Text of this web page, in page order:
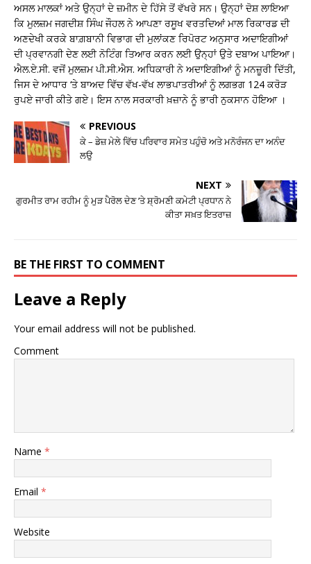
ਅਸਲ ਮਾਲਕਾਂ ਅਤੇ ਉਨ੍ਹਾਂ ਦੇ ਜ਼ਮੀਨ ਦੇ ਹਿੱਸੇ ਤੋਂ ਵੱਖਰੇ ਸਨ। ਉਨ੍ਹਾਂ ਦੋਸ਼ ਲਾਇਆ
ਕਿ ਮੁਲਜ਼ਮ ਜਗਦੀਸ਼ ਸਿੰਘ ਜੌਹਲ ਨੇ ਆਪਣਾ ਰਸੂਖ ਵਰਤਦਿਆਂ ਮਾਲ ਰਿਕਾਰਡ ਦੀ
ਅਣਦੇਖੀ ਕਰਕੇ ਬਾਗ਼ਬਾਨੀ ਵਿਭਾਗ ਦੀ ਮੁਲਾਂਕਣ ਰਿਪੋਰਟ ਅਨੁਸਾਰ ਅਦਾਇਗੀਆਂ
ਦੀ ਪ੍ਰਵਾਨਗੀ ਦੇਣ ਲਈ ਨੋਟਿੰਗ ਤਿਆਰ ਕਰਨ ਲਈ ਉਨ੍ਹਾਂ ਉਤੇ ਦਬਾਅ ਪਾਇਆ।
ਐਲ.ਏ.ਸੀ. ਵਜੋਂ ਮੁਲਜ਼ਮ ਪੀ.ਸੀ.ਐਸ. ਅਧਿਕਾਰੀ ਨੇ ਅਦਾਇਗੀਆਂ ਨੂੰ ਮਨਜ਼ੂਰੀ ਦਿੱਤੀ,
ਜਿਸ ਦੇ ਆਧਾਰ ‘ਤੇ ਬਾਅਦ ਵਿੱਚ ਵੱਖ-ਵੱਖ ਲਾਭਪਾਤਰੀਆਂ ਨੂੰ ਲਗਭਗ 124 ਕਰੋੜ
ਰੁਪਏ ਜਾਰੀ ਕੀਤੇ ਗਏ। ਇਸ ਨਾਲ ਸਰਕਾਰੀ ਖ਼ਜ਼ਾਨੇ ਨੂੰ ਭਾਰੀ ਨੁਕਸਾਨ ਹੋਇਆ ।
PREVIOUS
ਕੇ – ਡੇਜ਼ ਮੇਲੇ ਵਿੱਚ ਪਰਿਵਾਰ ਸਮੇਤ ਪਹੁੰਚੋ ਅਤੇ ਮਨੋਰੰਜਨ ਦਾ ਅਨੰਦ
ਲਉ
NEXT
ਗੁਰਮੀਤ ਰਾਮ ਰਹੀਮ ਨੂੰ ਮੁੜ ਪੈਰੋਲ ਦੇਣ ’ਤੇ ਸ਼੍ਰੋਮਣੀ ਕਮੇਟੀ ਪ੍ਰਧਾਨ ਨੇ
ਕੀਤਾ ਸਖ਼ਤ ਇਤਰਾਜ਼
BE THE FIRST TO COMMENT
Leave a Reply
Your email address will not be published.
Comment
Name *
Email *
Website